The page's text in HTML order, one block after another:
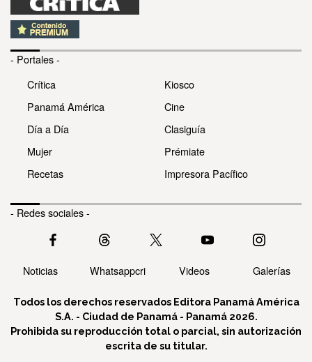
- Portales -
Crítica
Panamá América
Día a Día
Mujer
Recetas
Kiosco
Cine
Clasiguía
Prémiate
Impresora Pacífico
- Redes sociales -
Noticias Whatsappcri Videos Galerías
Todos los derechos reservados Editora Panamá América
S.A. - Ciudad de Panamá - Panamá 2026.
Prohibida su reproducción total o parcial, sin autorización
escrita de su titular.